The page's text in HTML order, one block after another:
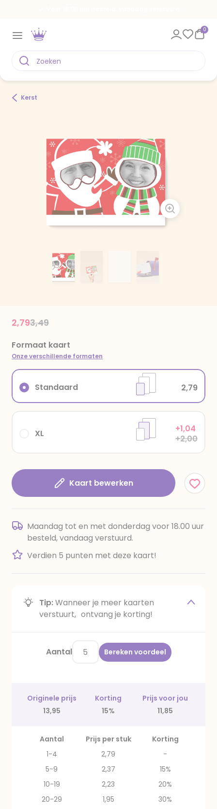
0
Kerst
Price reduced from
3,49to
2,79
Formaat kaart
Onze verschillende formaten
XL
+1,04
+2,00
Standaard 2,79
Kaart bewerken
Maandag tot en met donderdag voor 18.00 uur
besteld, vandaag verstuurd.
Verdien 5 punten met deze kaart!
Tip:Wanneer je meer kaarten
verstuurt, ontvang je korting!
Aantal Bereken voordeel
Originele prijs Korting
Prijs voor jou
13,95
15% 11,85
Aantal Prijs per stuk
Korting
1-4
2,79
-
5-9
2,37
15%
10-19
2,23
20%
20-29
1,95
30%